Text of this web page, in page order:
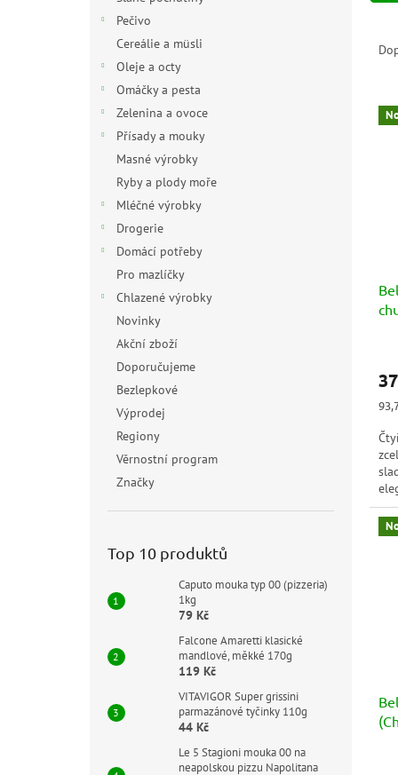
Pečivo
Cereálie a müsli
Oleje a octy
Omáčky a pesta
Zelenina a ovoce
Přísady a mouky
Masné výrobky
Ryby a plody moře
Mléčné výrobky
Drogerie
Domácí potřeby
Pro mazlíčky
Chlazené výrobky
Novinky
Akční zboží
Doporučujeme
Bezlepkové
Výprodej
Regiony
Věrnostní program
Značky
Top 10 produktů
Caputo mouka typ 00 (pizzeria)
1kg
79 Kč
Falcone Amaretti klasické
mandlové, měkké 170g
119 Kč
VITAVIGOR Super grissini
parmazánové tyčinky 110g
44 Kč
Le 5 Stagioni mouka 00 na
neapolskou pizzu Napolitana
V